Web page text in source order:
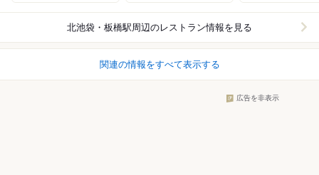
北池袋・板橋駅周辺のレストラン情報を見る
関連の情報をすべて表示する
広告を非表示